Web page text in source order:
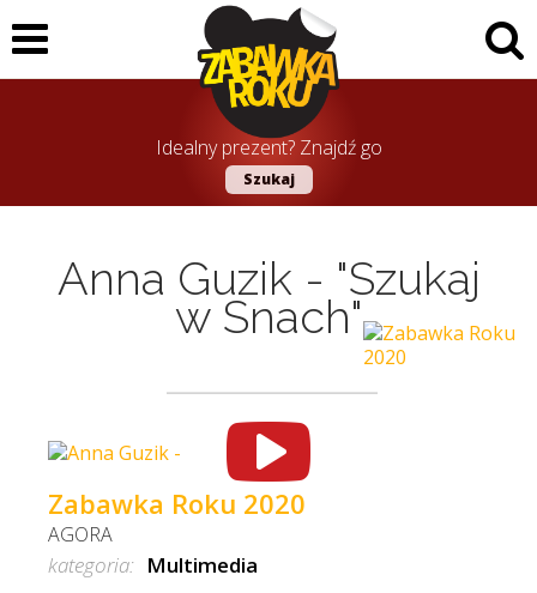
Idealny prezent? Znajdź go
Szukaj
Anna Guzik - "Szukaj
w Snach"
Zabawka Roku 2020
AGORA
kategoria: Multimedia